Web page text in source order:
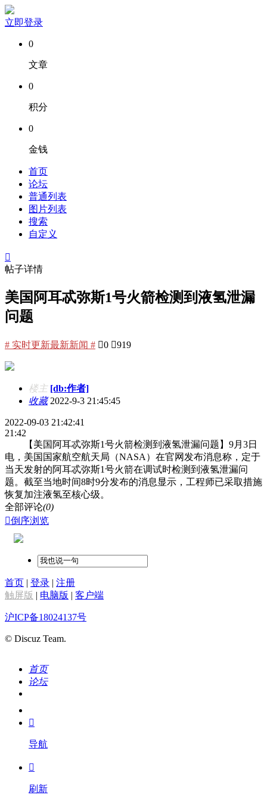
立即登录
0
文章
0
积分
0
金钱
首页
论坛
普通列表
图片列表
搜索
自定义

帖子详情
美国阿耳忒弥斯1号火箭检测到液氢泄漏
问题
# 实时更新最新新闻 # 0 919
楼主 [db:作者]
收藏2022-9-3 21:45:45
2022-09-03 21:42:41
21:42
【美国阿耳忒弥斯1号火箭检测到液氢泄漏问题】9月3日
电，美国国家航空航天局（NASA）在官网发布消息称，定于
当天发射的阿耳忒弥斯1号火箭在调试时检测到液氢泄漏问
题。截至当地时间8时9分发布的消息显示，工程师已采取措施
恢复加注液氢至核心级。
全部评论(0)
倒序浏览
首页 | 登录 | 注册
触屏版 | 电脑版 | 客户端
沪ICP备18024137号
© Discuz Team.
首页
论坛
我的

导航

刷新